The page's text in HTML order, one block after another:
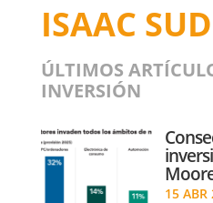
ISAAC
ÚLTIMOS
INVERSIÓN
15 ABR